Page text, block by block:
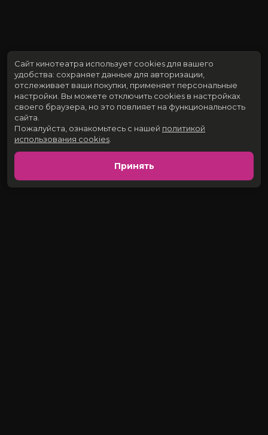
Сайт кинотеатра использует cookies для вашего
удобства: сохраняет данные для авторизации,
отслеживает ваши покупки, применяет персональные
настройки. Вы можете отключить cookies в настройках
своего браузера, но это повлияет на функциональность
сайта.
Пожалуйста, ознакомьтесь с нашей политикой
использования cookies
Принять